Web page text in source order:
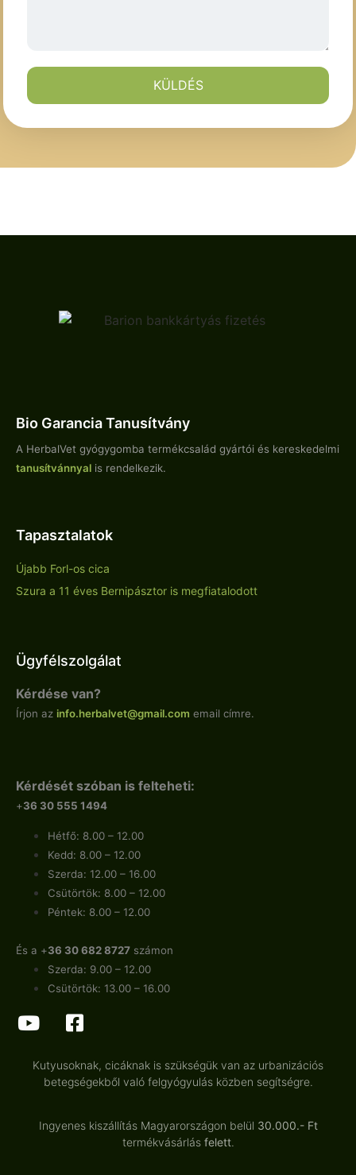
KÜLDÉS
Bio Garancia Tanusítvány
A HerbalVet gyógygomba termékcsalád gyártói és kereskedelmi
tanusítvánnyal is rendelkezik.
Tapasztalatok
Újabb Forl-os cica
Szura a 11 éves Bernipásztor is megfiatalodott
Ügyfélszolgálat
Kérdése van?
Írjon az info.herbalvet@gmail.com email címre.
Kérdését szóban is felteheti:
+36 30 555 1494
Hétfő: 8.00 – 12.00
Kedd: 8.00 – 12.00
Szerda: 12.00 – 16.00
Csütörtök: 8.00 – 12.00
Péntek: 8.00 – 12.00
És a +36 30 682 8727 számon
Szerda: 9.00 – 12.00
Csütörtök: 13.00 – 16.00
Kutyusoknak, cicáknak is szükségük van az urbanizációs
betegségekből való felgyógyulás közben segítségre.
Ingyenes kiszállítás Magyarországon belül 30.000.- Ft
termékvásárlás felett.